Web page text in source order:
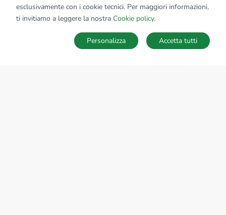
SALVA RICERCA
esclusivamente con i cookie tecnici. Per maggiori informazioni,
ti invitiamo a leggere la nostra Cookie policy.
Accetta tutti
Personalizza